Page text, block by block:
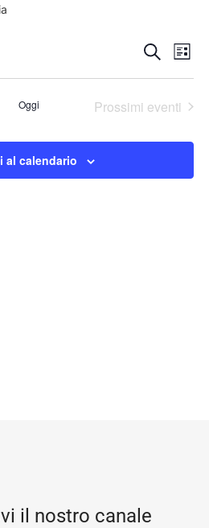
e
CercaLista
Oggi Prossimi eventi
al calendario
il nostro canale